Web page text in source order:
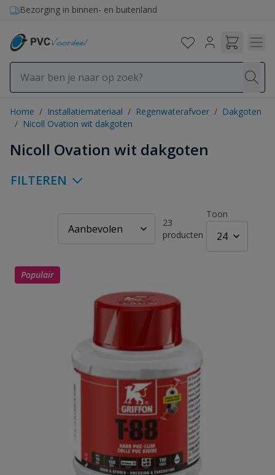
Ga naar de inhoud
Bezorging in binnen- en buitenland
Home / Installatiemateriaal / Regenwaterafvoer / Dakgoten
/ Nicoll Ovation wit dakgoten
Nicoll Ovation wit dakgoten
FILTEREN
23
producten
Toon
Populair